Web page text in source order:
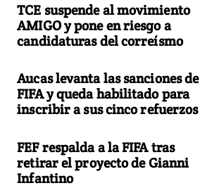
TCE suspende al movimiento
AMIGO y pone en riesgo a
candidaturas del correísmo
Aucas levanta las sanciones de
FIFA y queda habilitado para
inscribir a sus cinco refuerzos
FEF respalda a la FIFA tras
retirar el proyecto de Gianni
Infantino